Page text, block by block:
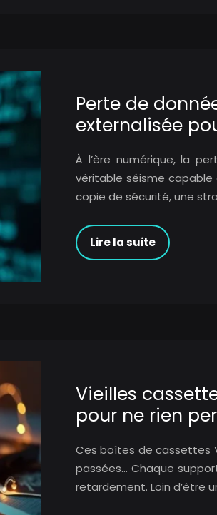
Perte de
externalisée
À l’ère numérique, la
véritable séisme capable
copie de sécurité, une
Lire la suite
Vieilles
pour ne rien
Ces boîtes de cassettes
passées… Chaque
retardement. Loin d’être